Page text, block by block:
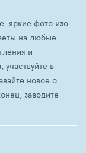
яркие фото изо
на любые
и
в
новое о
заводите